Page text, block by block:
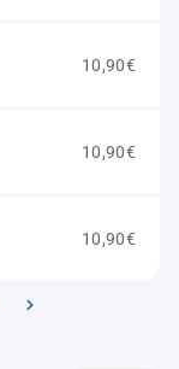
10,90€
10,90€
10,90€